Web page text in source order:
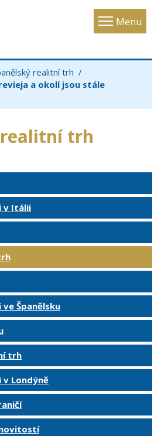
Menu
Toggle
realitní trh
a okolí jsou stále
trh
v Itálii
Španělsku
trh
Londýně